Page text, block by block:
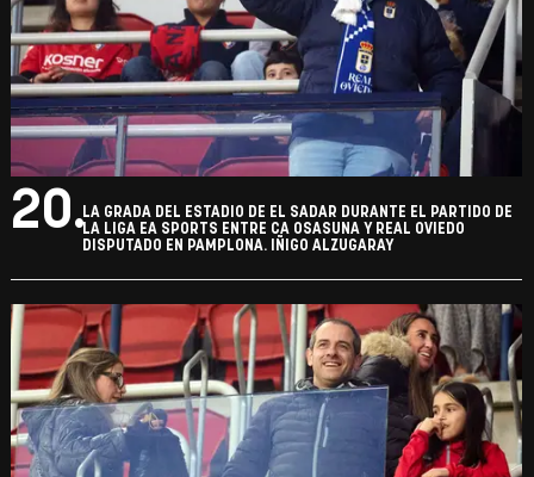
20.LA GRADA DEL ESTADIO DE EL SADAR DURANTE EL PARTIDO DE
LA LIGA EA SPORTS ENTRE CA OSASUNA Y REAL OVIEDO
DISPUTADO EN PAMPLONA. IÑIGO ALZUGARAY